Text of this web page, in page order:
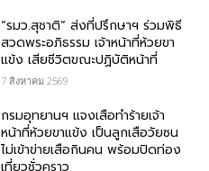
“รมว.สุชาติ” ส่งที่ปรึกษาฯ ร่วมพิธี
สวดพระอภิธรรม เจ้าหน้าที่ห้วยขา
แข้ง เสียชีวิตขณะปฏิบัติหน้าที่
7 สิงหาคม 2569
กรม​อุทยานฯ แจงเสือทำร้ายเจ้า
หน้าที่ห้วยขาแข้ง เป็นลูกเสือวัยซน
ไม่เข้าข่ายเสือกินคน พร้อมปิดท่อง
เที่ยวชั่วคราว